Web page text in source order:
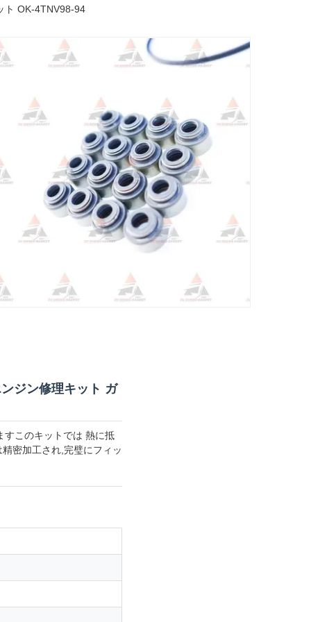
ト OK-4TNV98-94
ジン修理キット ガ
すこのキットでは 熱に抵
密加工され,完璧にフィッ